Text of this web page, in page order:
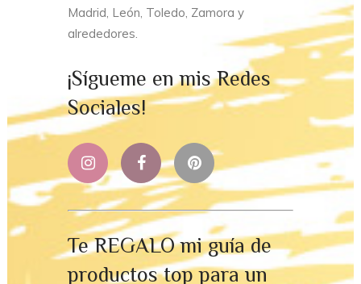
Madrid, León, Toledo, Zamora y
alrededores.
¡Sígueme en mis Redes
Sociales!
Te REGALO mi guía de
productos top para un